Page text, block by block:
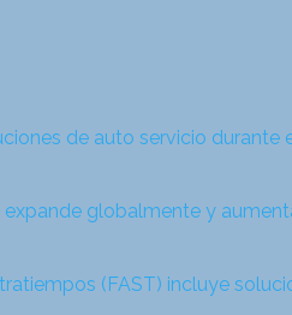
de auto servicio durante
expande globalmente y
(FAST) incluye